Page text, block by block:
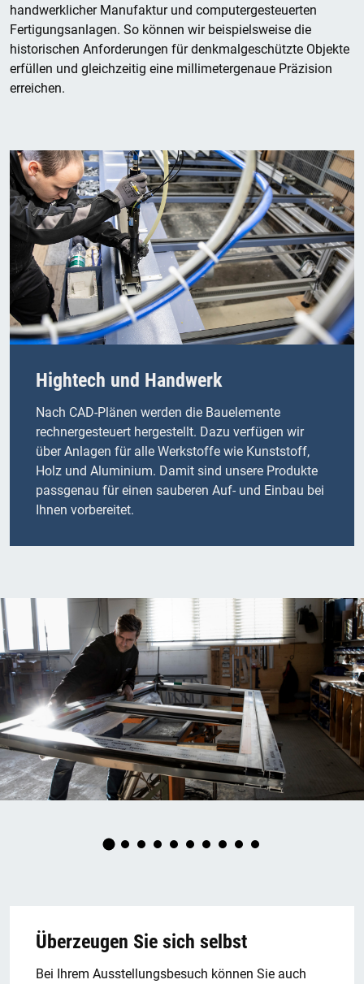
handwerklicher Manufaktur und computergesteuerten
Fertigungsanlagen. So können wir beispielsweise die
historischen Anforderungen für denkmalgeschützte Objekte
erfüllen und gleichzeitig eine millimetergenaue Präzision
erreichen.
Hightech und Handwerk
Nach CAD-Plänen werden die Bauelemente
rechnergesteuert hergestellt. Dazu verfügen wir
über Anlagen für alle Werkstoffe wie Kunststoff,
Holz und Aluminium. Damit sind unsere Produkte
passgenau für einen sauberen Auf- und Einbau bei
Ihnen vorbereitet.
Überzeugen Sie sich selbst
Bei Ihrem Ausstellungsbesuch können Sie auch